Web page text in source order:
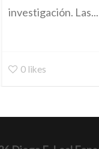
investigación. Las...
0 likes